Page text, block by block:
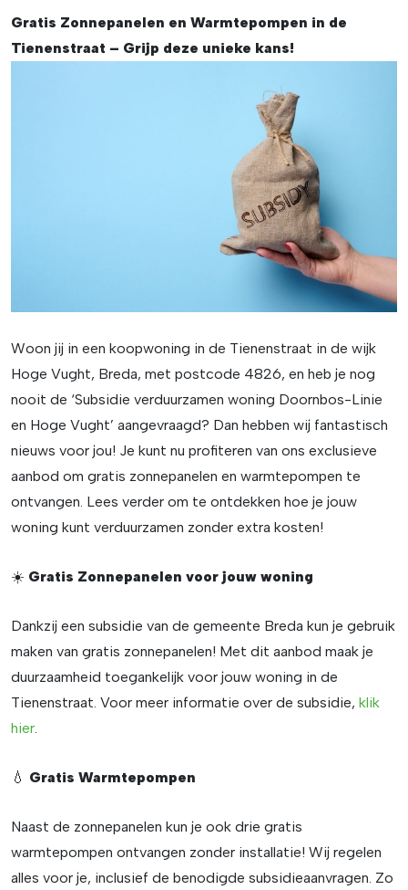
Gratis Zonnepanelen en Warmtepompen in de
Tienenstraat – Grijp deze unieke kans!
Woon jij in een koopwoning in de Tienenstraat in de wijk
Hoge Vught, Breda, met postcode 4826, en heb je nog
nooit de ‘Subsidie verduurzamen woning Doornbos-Linie
en Hoge Vught’ aangevraagd? Dan hebben wij fantastisch
nieuws voor jou! Je kunt nu profiteren van ons exclusieve
aanbod om gratis zonnepanelen en warmtepompen te
ontvangen. Lees verder om te ontdekken hoe je jouw
woning kunt verduurzamen zonder extra kosten!
☀️ Gratis Zonnepanelen voor jouw woning
Dankzij een subsidie van de gemeente Breda kun je gebruik
maken van gratis zonnepanelen! Met dit aanbod maak je
duurzaamheid toegankelijk voor jouw woning in de
Tienenstraat. Voor meer informatie over de subsidie, klik
hier.
💧 Gratis Warmtepompen
Naast de zonnepanelen kun je ook drie gratis
warmtepompen ontvangen zonder installatie! Wij regelen
alles voor je, inclusief de benodigde subsidieaanvragen. Zo